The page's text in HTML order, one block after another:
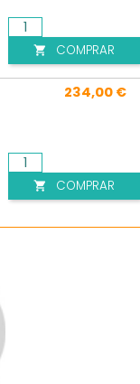
 COMPRAR
234,00 €
 COMPRAR